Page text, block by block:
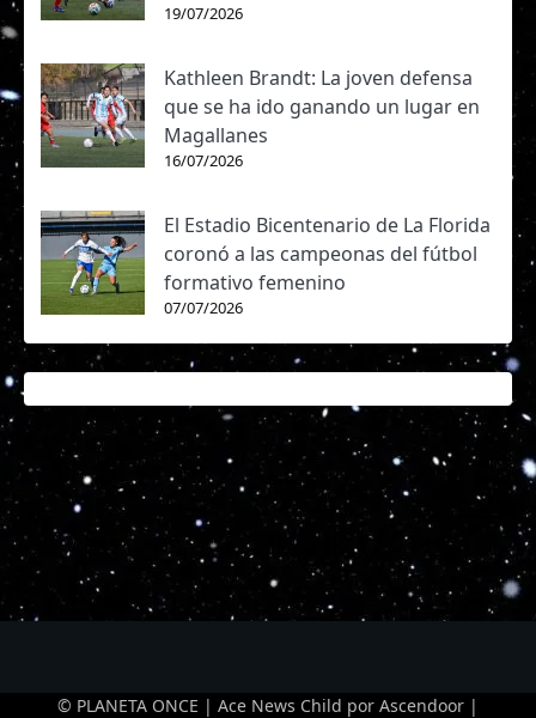
19/07/2026
Kathleen Brandt: La joven defensa
que se ha ido ganando un lugar en
Magallanes
16/07/2026
El Estadio Bicentenario de La Florida
coronó a las campeonas del fútbol
formativo femenino
07/07/2026
© PLANETA ONCE | Ace News Child por Ascendoor |